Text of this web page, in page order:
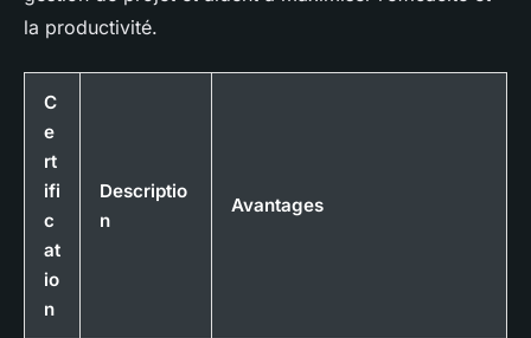
la productivité.
C
e
rt
ifi
c
at
io
n
Descriptio
n
Avantages